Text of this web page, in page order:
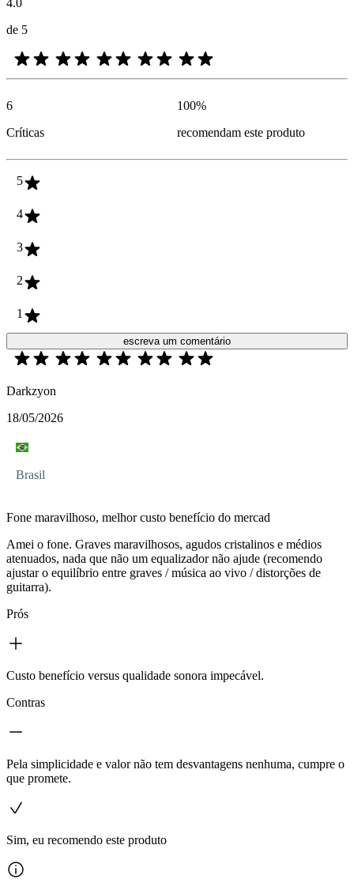
4.0
de 5
6
Críticas
100%
recomendam este produto
5
4
3
2
1
escreva um comentário
Darkzyon
18/05/2026
Brasil
Fone maravilhoso, melhor custo benefício do mercad
Amei o fone. Graves maravilhosos, agudos cristalinos e médios
atenuados, nada que não um equalizador não ajude (recomendo
ajustar o equilíbrio entre graves / música ao vivo / distorções de
guitarra).
Prós
Custo benefício versus qualidade sonora impecável.
Contras
Pela simplicidade e valor não tem desvantagens nenhuma, cumpre o
que promete.
Sim, eu recomendo este produto